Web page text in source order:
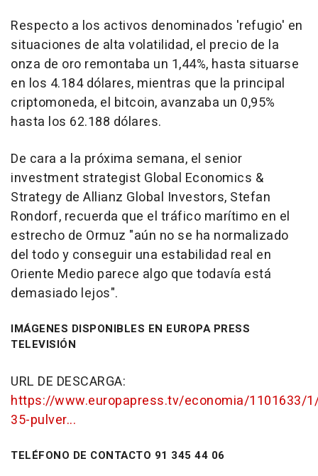
Respecto a los activos denominados 'refugio' en
situaciones de alta volatilidad, el precio de la
onza de oro remontaba un 1,44%, hasta situarse
en los 4.184 dólares, mientras que la principal
criptomoneda, el bitcoin, avanzaba un 0,95%
hasta los 62.188 dólares.
De cara a la próxima semana, el senior
investment strategist Global Economics &
Strategy de Allianz Global Investors, Stefan
Rondorf, recuerda que el tráfico marítimo en el
estrecho de Ormuz "aún no se ha normalizado
del todo y conseguir una estabilidad real en
Oriente Medio parece algo que todavía está
demasiado lejos".
IMÁGENES DISPONIBLES EN EUROPA PRESS
TELEVISIÓN
URL DE DESCARGA:
https://www.europapress.tv/economia/1101633/
35-pulver...
TELÉFONO DE CONTACTO 91 345 44 06